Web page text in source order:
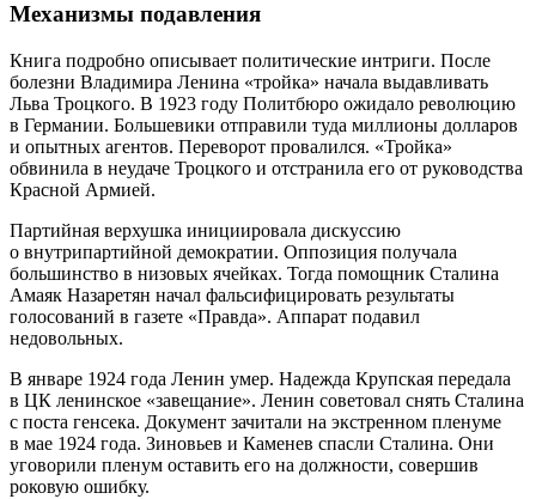
Механизмы подавления
Книга подробно описывает политические интриги. После
болезни Владимира Ленина «тройка» начала выдавливать
Льва Троцкого. В 1923 году Политбюро ожидало революцию
в Германии. Большевики отправили туда миллионы долларов
и опытных агентов. Переворот провалился. «Тройка»
обвинила в неудаче Троцкого и отстранила его от руководства
Красной Армией.
Партийная верхушка инициировала дискуссию
о внутрипартийной демократии. Оппозиция получала
большинство в низовых ячейках. Тогда помощник Сталина
Амаяк Назаретян начал фальсифицировать результаты
голосований в газете «Правда». Аппарат подавил
недовольных.
В январе 1924 года Ленин умер. Надежда Крупская передала
в ЦК ленинское «завещание». Ленин советовал снять Сталина
с поста генсека. Документ зачитали на экстренном пленуме
в мае 1924 года. Зиновьев и Каменев спасли Сталина. Они
уговорили пленум оставить его на должности, совершив
роковую ошибку.